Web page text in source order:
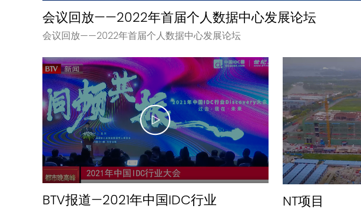
会议回放——2022年首届个人数据中心发展论坛
会议回放——2022年首届个人数据中心发展论坛
BTV报道—2021年中国IDC行业 NT项目